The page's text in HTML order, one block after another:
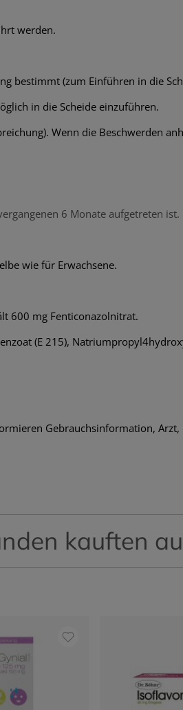
werden.
bestimmt (zum Einführen in die
in die Scheide einzuführen.
Wenn die Beschwerden
6 Monate aufgetreten ist.
wie für Erwachsene.
600 mg Fenticonazolnitrat.
(E 215),
Gebrauchsinformation, Arzt,
kauften